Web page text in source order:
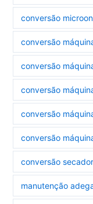
conversão
conversão
conversão
conversão
conversão
conversão
conversão
manutenção